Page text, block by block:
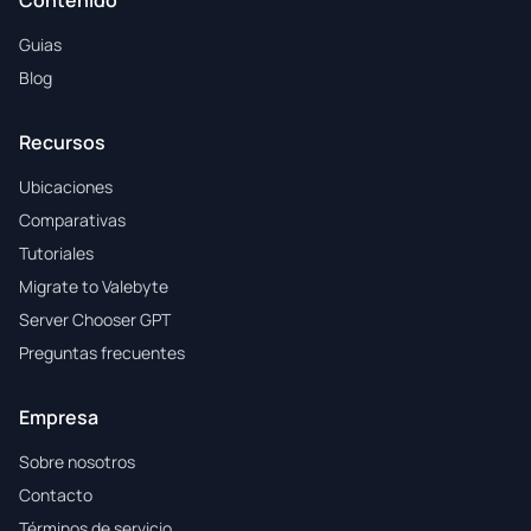
Guias
Blog
Recursos
Ubicaciones
Comparativas
Tutoriales
Migrate to Valebyte
Server Chooser GPT
Preguntas frecuentes
Empresa
Sobre nosotros
Contacto